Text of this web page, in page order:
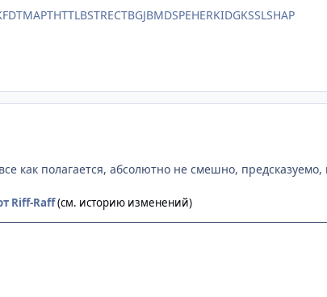
как полагается, абсолютно не смешно,
Riff-Raff(см. историю изменений)